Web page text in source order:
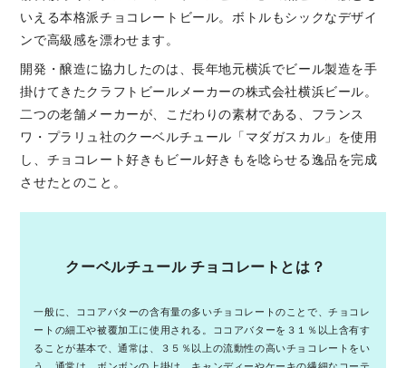
いえる本格派チョコレートビール。ボトルもシックなデザイ
ンで高級感を漂わせます。
開発・醸造に協力したのは、長年地元横浜でビール製造を手
掛けてきたクラフトビールメーカーの株式会社横浜ビール。
二つの老舗メーカーが、こだわりの素材である、フランス
ワ・プラリュ社のクーベルチュール「マダガスカル」を使用
し、チョコレート好きもビール好きもを唸らせる逸品を完成
させたとのこと。
クーベルチュール チョコレートとは？
一般に、ココアバターの含有量の多いチョコレートのことで、チョコレ
ートの細工や被覆加工に使用される。ココアバターを３１％以上含有す
ることが基本で、通常は、３５％以上の流動性の高いチョコレートをい